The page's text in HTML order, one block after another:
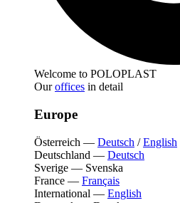
Welcome to POLOPLAST
Ouroffices in detail
Europe
Österreich — Deutsch /English
Deutschland — Deutsch
Sverige — Svenska
France — Français
International — English